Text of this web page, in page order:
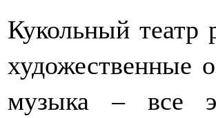
Кукольный театр
художественные
музыка – все